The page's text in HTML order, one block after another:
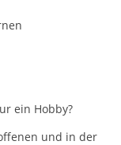
ein Hobby?
und in der